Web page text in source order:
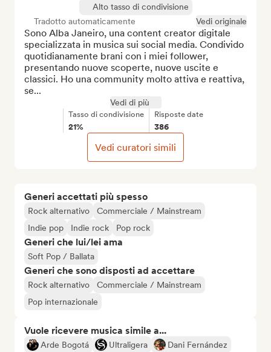
Generi accettati più spesso
Rock alternativo
Commerciale / Mainstream
Indie pop
Indie rock Pop rock
Generi che lui/lei ama
Soft Pop / Ballata
Generi che sono disposti ad accettare
Rock alternativo
Commerciale / Mainstream
Pop internazionale
Vuole ricevere musica simile a...
Arde Bogotá Ultraligera
Dani Fernández
Alto tasso di condivisione
Tradotto automaticamente
Vedi originale
Sono Alba Janeiro, una content creator digitale
specializzata in musica sui social media. Condivido
quotidianamente brani con i miei follower,
presentando nuove scoperte, nuove uscite e
classici. Ho una community molto attiva e reattiva,
se...
Vedi di più
Tasso di condivisione
21%
Risposte date
386
Vedi curatori simili